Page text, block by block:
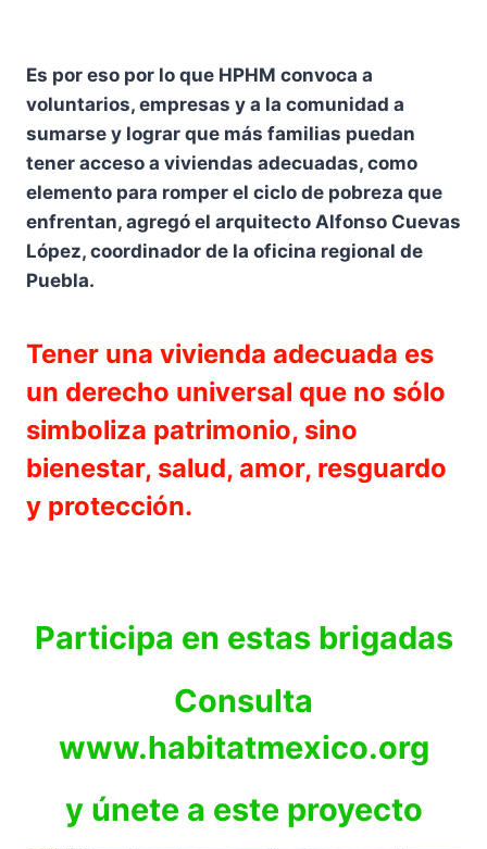
Es por eso por lo que HPHM convoca a
voluntarios, empresas y a la comunidad a
sumarse y lograr que más familias puedan
tener acceso a viviendas adecuadas, como
elemento para romper el ciclo de pobreza que
enfrentan, agregó el arquitecto Alfonso Cuevas
López, coordinador de la oficina regional de
Puebla.
Tener una vivienda adecuada es
un derecho universal que no sólo
simboliza patrimonio, sino
bienestar, salud, amor, resguardo
y protección.
Participa en estas brigadas
Consulta
www.habitatmexico.org
y únete a este proyecto